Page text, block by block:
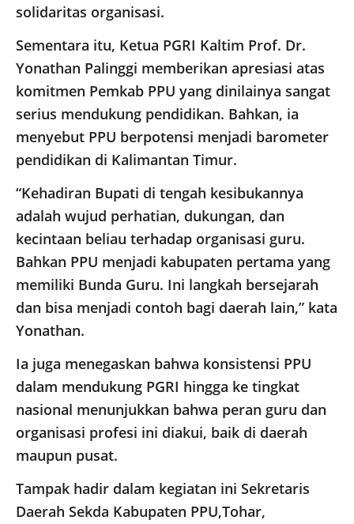
solidaritas organisasi.
Sementara itu, Ketua PGRI Kaltim Prof. Dr.
Yonathan Palinggi memberikan apresiasi atas
komitmen Pemkab PPU yang dinilainya sangat
serius mendukung pendidikan. Bahkan, ia
menyebut PPU berpotensi menjadi barometer
pendidikan di Kalimantan Timur.
“Kehadiran Bupati di tengah kesibukannya
adalah wujud perhatian, dukungan, dan
kecintaan beliau terhadap organisasi guru.
Bahkan PPU menjadi kabupaten pertama yang
memiliki Bunda Guru. Ini langkah bersejarah
dan bisa menjadi contoh bagi daerah lain,” kata
Yonathan.
Ia juga menegaskan bahwa konsistensi PPU
dalam mendukung PGRI hingga ke tingkat
nasional menunjukkan bahwa peran guru dan
organisasi profesi ini diakui, baik di daerah
maupun pusat.
Tampak hadir dalam kegiatan ini Sekretaris
Daerah Sekda Kabupaten PPU,Tohar,